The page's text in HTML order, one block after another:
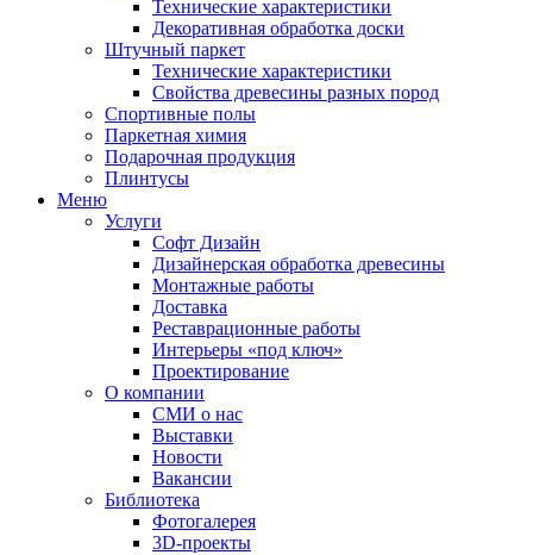
Технические характеристики
Декоративная обработка доски
Штучный паркет
Технические характеристики
Свойства древесины разных пород
Спортивные полы
Паркетная химия
Подарочная продукция
Плинтусы
Меню
Услуги
Софт Дизайн
Дизайнерская обработка древесины
Монтажные работы
Доставка
Реставрационные работы
Интерьеры «под ключ»
Проектирование
О компании
СМИ о нас
Выставки
Новости
Вакансии
Библиотека
Фотогалерея
3D-проекты